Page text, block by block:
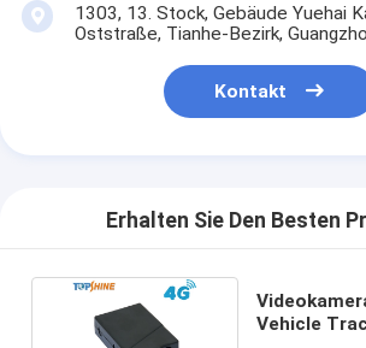
1303, 13. Stock, Gebäude Yuehai
Oststraße, Tianhe-Bezirk,
Kontakt
Erhalten Sie Den Besten
Vehicle